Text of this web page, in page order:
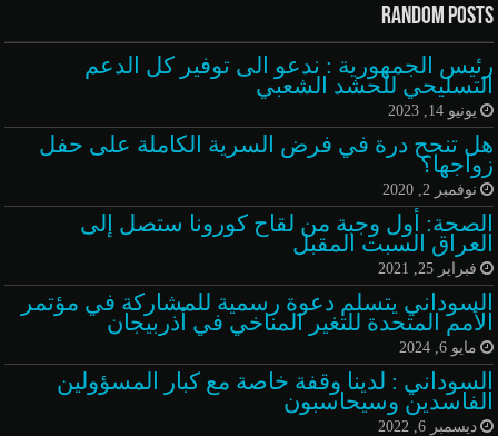
Random Posts
رئيس الجمهورية : ندعو الى توفير كل الدعم
التسليحي للحشد الشعبي
يونيو 14, 2023
هل تنجح درة في فرض السرية الكاملة على حفل
زواجها؟
نوفمبر 2, 2020
الصحة: أول وجبة من لقاح كورونا ستصل إلى
العراق السبت المقبل
فبراير 25, 2021
السوداني يتسلم دعوة رسمية للمشاركة في مؤتمر
الأمم المتحدة للتغير المناخي في أذربيجان
مايو 6, 2024
السوداني : لدينا وقفة خاصة مع كبار المسؤولين
الفاسدين وسيحاسبون
ديسمبر 6, 2022